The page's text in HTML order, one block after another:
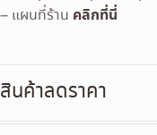
– แผนที่ร้าน คลิกที่นี่
สินค้าลดราคา